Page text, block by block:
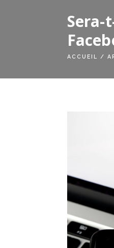
Sera-
ACCUEIL /